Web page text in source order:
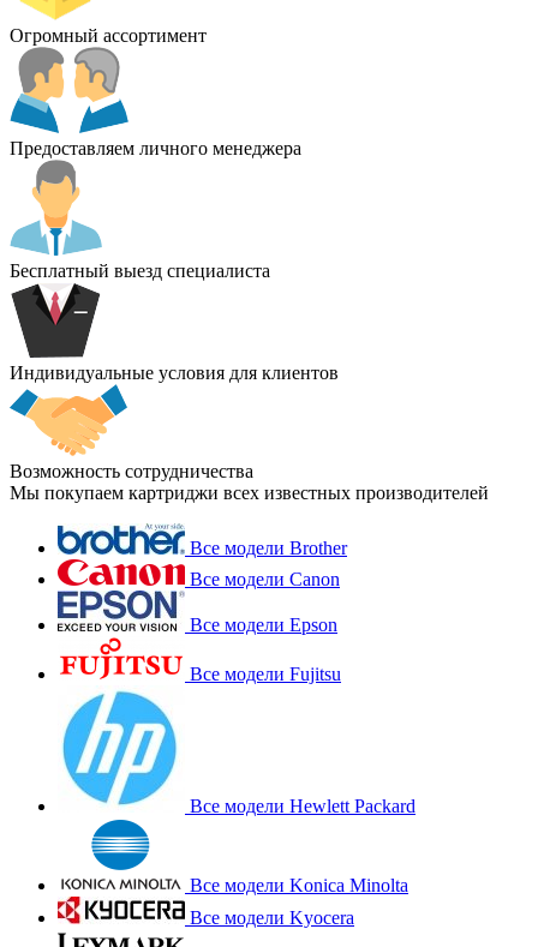
Огромный ассортимент
Предоставляем личного менеджера
Бесплатный выезд специалиста
Индивидуальные условия для клиентов
Возможность сотрудничества
Мы покупаем картриджи всех известных производителей
Все модели Brother
Все модели Canon
Все модели Epson
Все модели Fujitsu
Все модели Hewlett Packard
Все модели Konica Minolta
Все модели Kyocera